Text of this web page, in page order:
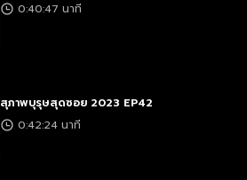
0:40:47 นาที
สุภาพบุรุษสุดซอย 2023 EP42
0:42:24 นาที